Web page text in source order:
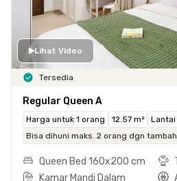
Lihat Video
Tersedia
Regular Queen A
Harga untuk 1 orang 12.57 m²
Lantai
Bisa dihuni maks. 2 orang dgn
Queen Bed 160x200 cm
Kamar Mandi Dalam